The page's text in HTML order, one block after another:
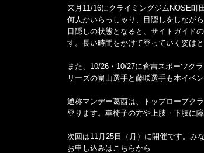
来月11/16にクライミングジムNOSE町
何人かいらっしゃり、目隠しをしなが
目隠しの状態となると、サイトガイド
す。長い時間をかけて登っていく姿は
また、10/26・10/27に倉吉スポーツク
リーズの畠山選手と藤咲選手も本イベ
通称マンデー葛西は、トップロープク
登ります。車椅子の方や上肢・下肢に
次回は11月25日（月）に開催です。み
お申し込みはこちらから